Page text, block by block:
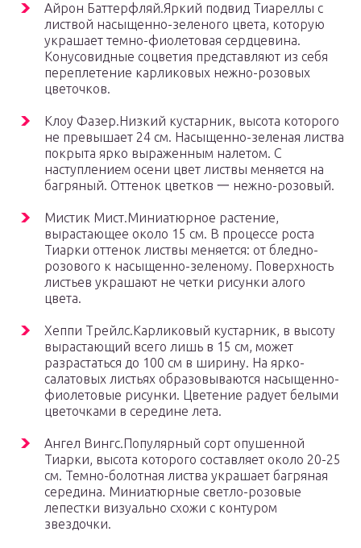
Айрон Баттерфляй.Яркий подвид Тиареллы с
листвой насыщенно-зеленого цвета, которую
украшает темно-фиолетовая сердцевина.
Конусовидные соцветия представляют из себя
переплетение карликовых нежно-розовых
цветочков.
Клоу Фазер.Низкий кустарник, высота которого
не превышает 24 см. Насыщенно-зеленая листва
покрыта ярко выраженным налетом. С
наступлением осени цвет листвы меняется на
багряный. Оттенок цветков 一 нежно-розовый.
Мистик Мист.Миниатюрное растение,
вырастающее около 15 см. В процессе роста
Тиарки оттенок листвы меняется: от бледно-
розового к насыщенно-зеленому. Поверхность
листьев украшают не четки рисунки алого
цвета.
Хеппи Трейлс.Карликовый кустарник, в высоту
вырастающий всего лишь в 15 см, может
разрастаться до 100 см в ширину. На ярко-
салатовых листьях образовываются насыщенно-
фиолетовые рисунки. Цветение радует белыми
цветочками в середине лета.
Ангел Вингс.Популярный сорт опушенной
Тиарки, высота которого составляет около 20-25
см. Темно-болотная листва украшает багряная
середина. Миниатюрные светло-розовые
лепестки визуально схожи с контуром
звездочки.